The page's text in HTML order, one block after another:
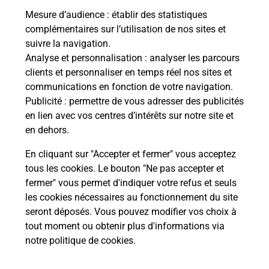
Mesure d’audience : établir des statistiques
complémentaires sur l’utilisation de nos sites et
suivre la navigation.
Analyse et personnalisation : analyser les parcours
clients et personnaliser en temps réel nos sites et
communications en fonction de votre navigation.
Publicité : permettre de vous adresser des publicités
en lien avec vos centres d’intérêts sur notre site et
en dehors.
En cliquant sur "Accepter et fermer" vous acceptez
tous les cookies. Le bouton "Ne pas accepter et
fermer" vous permet d'indiquer votre refus et seuls
les cookies nécessaires au fonctionnement du site
seront déposés. Vous pouvez modifier vos choix à
tout moment ou obtenir plus d'informations via
notre politique de cookies.
Boîte aux lettres La Poste
Prochaine collecte du courrierlundià 08h00
35 Rue Fontaine Bouillant
28300 Champhol
Le lien s'ouvre dans un nouvel onglet
Localiser Liste Boîtes aux lettres Eure-et-Loir Champhol